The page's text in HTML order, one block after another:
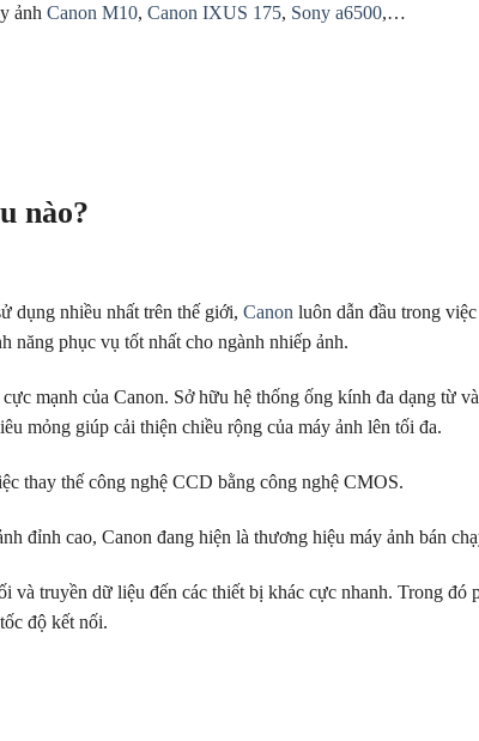
ảnh Canon M10, Canon IXUS 175, Sony a6500,…
nào?
dụng nhiều nhất trên thế giới, Canon luôn dẫn đầu trong
năng phục vụ tốt nhất cho ngành nhiếp ảnh.
mạnh của Canon. Sở hữu hệ thống ống kính đa dạng từ
mỏng giúp cải thiện chiều rộng của máy ảnh lên tối đa.
thay thế công nghệ CCD bằng công nghệ CMOS.
đỉnh cao, Canon đang hiện là thương hiệu máy ảnh bán
và truyền dữ liệu đến các thiết bị khác cực nhanh. Trong đó
độ kết nối.